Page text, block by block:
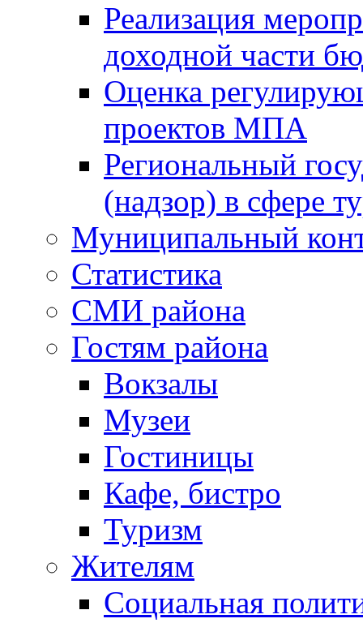
Реализация
доходной части
Оценка
проектов МПА
Региональный
(надзор) в сфере
Муниципальный
Статистика
СМИ района
Гостям района
Вокзалы
Музеи
Гостиницы
Кафе, бистро
Туризм
Жителям
Социальная